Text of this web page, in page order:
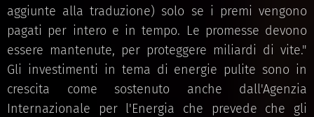
aggiunte alla traduzione) solo se i premi vengono
pagati per intero e in tempo. Le promesse devono
essere mantenute, per proteggere miliardi di vite."
Gli investimenti in tema di energie pulite sono in
crescita come sostenuto anche dall'Agenzia
Internazionale per l'Energia che prevede che gli